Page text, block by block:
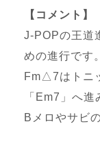
【コメント】
J-POPの王道
めの進行です。
Fm△7はトニ
「Em7」へ進
Bメロやサビ